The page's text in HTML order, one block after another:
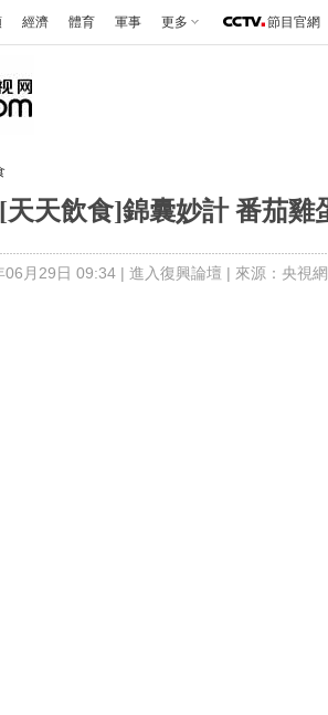
經濟 體育 軍事 更多 節目官網
[天天飲食]錦囊妙計 番茄雞
06月29日 09:34 | 進入復興論壇 | 來源：央視